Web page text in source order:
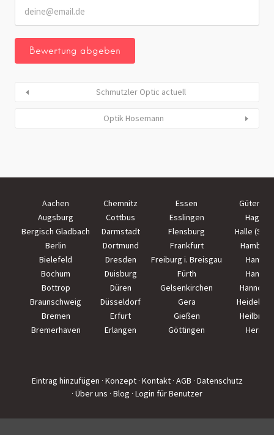
Schmutzler Optic actuell
Optik Hosemann
Aachen Chemnitz Essen
Augsburg
Cottbus Esslingen
Hagen
Bergisch Gladbach
Darmstadt Flensburg
Halle
Berlin
Dortmund Frankfurt
Hamburg
Bielefeld
Dresden Freiburg i. Breisgau
Hamm
Bochum
Duisburg Fürth
Hanau
Bottrop
Düren Gelsenkirchen
Hannover
Braunschweig
Düsseldorf Gera
Bremen
Erfurt Gießen
Heilbronn
Bremerhaven
Erlangen Göttingen Herne
Eintrag hinzufügen · Konzept · Kontakt · AGB · Datenschutz
· Über uns · Blog · Login für Benutzer